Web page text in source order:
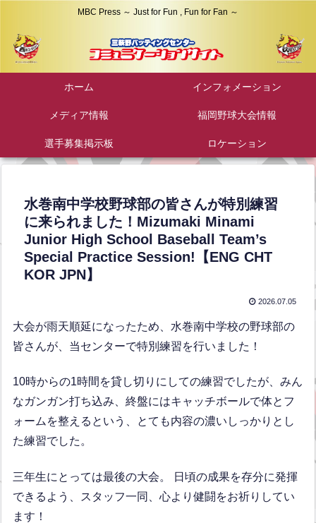
MBC Press ～ Just for Fun , Fun for Fan ～
ホーム インフォメーション
メディア情報 福岡野球大会情報
選手募集掲示板 ロケーション
水巻南中学校野球部の皆さんが特別練習
に来られました！Mizumaki Minami
Junior High School Baseball Team’s
Special Practice Session!【ENG CHT
KOR JPN】
2026.07.05
大会が雨天順延になったため、水巻南中学校の野球部の
皆さんが、当センターで特別練習を行いました！
10時からの1時間を貸し切りにしての練習でしたが、みん
なガンガン打ち込み、終盤にはキャッチボールで体とフ
ォームを整えるという、とても内容の濃いしっかりとし
た練習でした。
三年生にとっては最後の大会。 日頃の成果を存分に発揮
できるよう、スタッフ一同、心より健闘をお祈りしてい
ます！